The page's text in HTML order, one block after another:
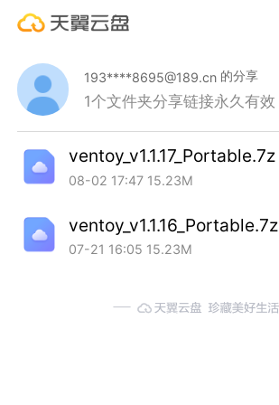
193****8695@189.cn 的分享
1个文件夹分享链接永久有效
ventoy_v1.1.17_Portable.7z
08-02 17:47 15.23M
ventoy_v1.1.16_Portable.7z
07-21 16:05 15.23M